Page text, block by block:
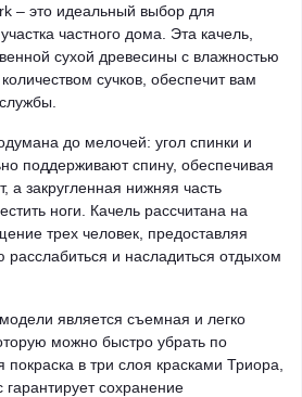
– это идеальный выбор для
частного дома. Эта качель,
сухой древесины с влажностью
сучков, обеспечит вам
до мелочей: угол спинки и
поддерживают спину, обеспечивая
закругленная нижняя часть
ноги. Качель рассчитана на
трех человек, предоставляя
расслабиться и насладиться отдыхом
является съемная и легко
можно быстро убрать по
в три слоя красками Триора,
сохранение